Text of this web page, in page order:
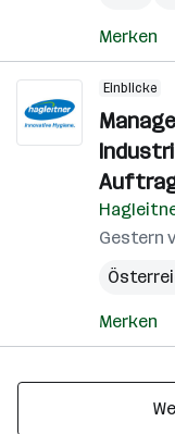
Merken
Einblicke
Gestern
Merken